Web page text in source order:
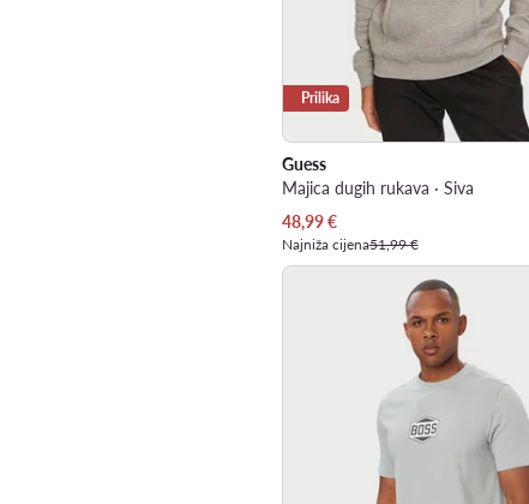
Prilika
Guess
Majica dugih rukava · Siva
Trenutna cijena
48,99€
Najniža cijena51,99 €